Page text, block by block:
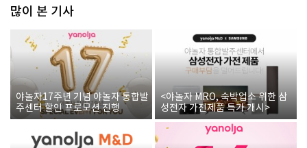
많이 본 기사
야놀자17주년 기념 야놀자 통합발
주센터 할인 프로모션 진행
<야놀자 MRO, 숙박업소 위한 삼
성전자 가전제품 특가 개시>